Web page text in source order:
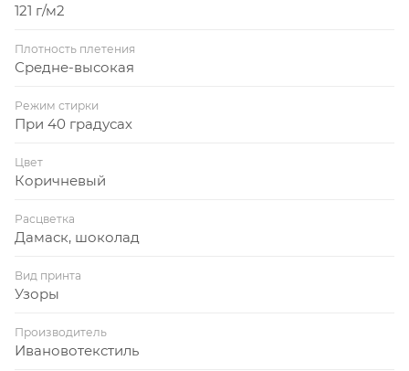
121 г/м2
Плотность плетения
Средне-высокая
Режим стирки
При 40 градусах
Цвет
Коричневый
Расцветка
Дамаск, шоколад
Вид принта
Узоры
Производитель
Ивановотекстиль